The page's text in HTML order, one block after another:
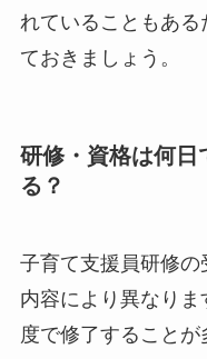
れていることもある
ておきましょう。
研修・資格は何日
る？
子育て支援員研修
内容により異なり
度で修了することが